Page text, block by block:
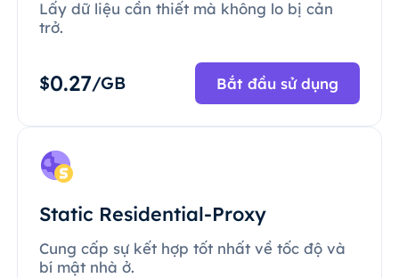
Lấy dữ liệu cần thiết mà không lo bị cản
trở.
$0.27/GB Bắt đầu sử dụng
Static Residential-Proxy
Cung cấp sự kết hợp tốt nhất về tốc độ và
bí mật nhà ở.